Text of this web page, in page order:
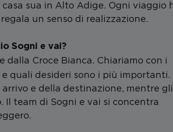
sua in Alto Adige. Ogni viaggio
un senso di realizzazione.
Sogni e vai?
dalla Croce Bianca. Chiariamo con i
quali desideri sono i più importanti.
e della destinazione, mentre gli
team di Sogni e vai si concentra